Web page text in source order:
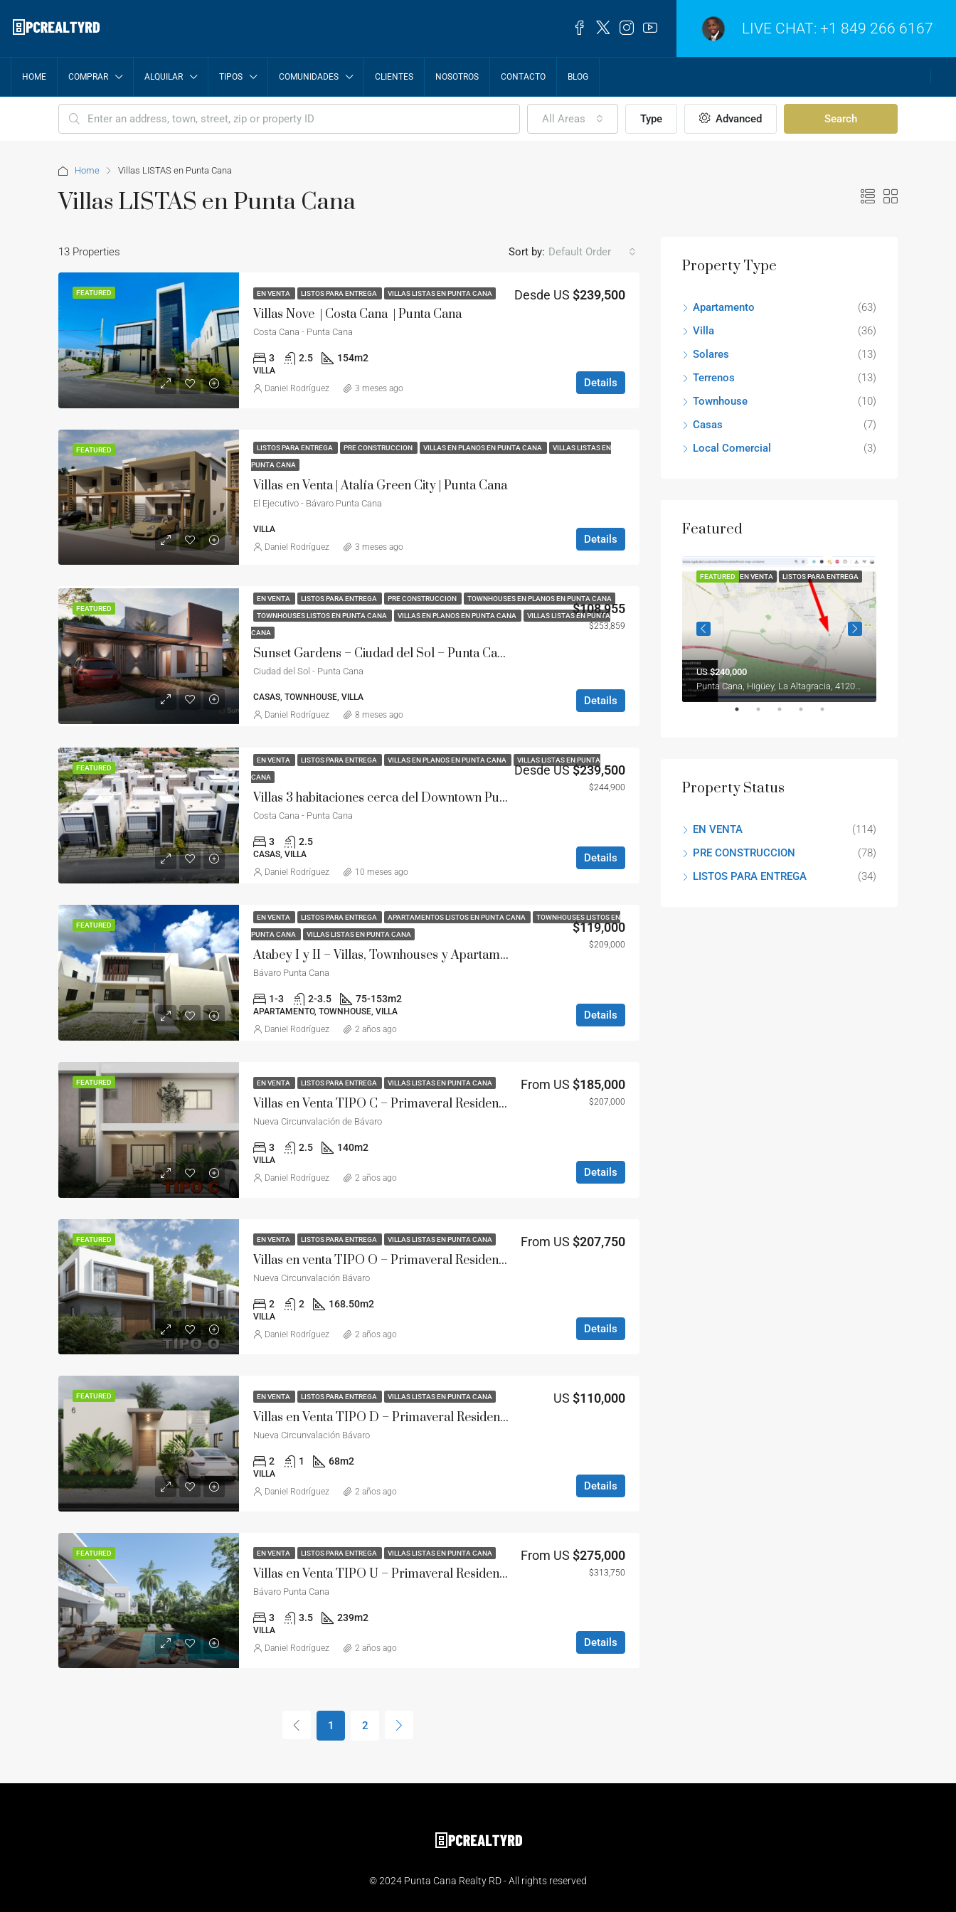
LIVE CHAT: +1 849 266 6167
HOME COMPRAR ALQUILAR TIPOS COMUNIDADES CLIENTES NOSOTROS CONTACTO BLOG
All Areas Type Advanced Search
Home Villas LISTAS en Punta Cana
Villas LISTAS en Punta Cana
13 Properties Sort by: Default Order
FEATURED EN VENTA LISTOS PARA ENTREGA VILLAS LISTAS EN PUNTA CANA
Villas Nove | Costa Cana | Punta Cana
Desde US $239,500
Costa Cana - Punta Cana
3 2.5 154m2
VILLA
Details
Daniel Rodríguez 3 meses ago
FEATURED LISTOS PARA ENTREGA PRE CONSTRUCCION VILLAS EN PLANOS EN PUNTA CANA VILLAS LISTAS EN
PUNTA CANA
Villas en Venta | Atalía Green City | Punta Cana
El Ejecutivo - Bávaro Punta Cana
VILLA
Details
Daniel Rodríguez 3 meses ago
FEATURED
EN VENTA LISTOS PARA ENTREGA PRE CONSTRUCCION TOWNHOUSES EN PLANOS EN PUNTA CANA
TOWNHOUSES LISTOS EN PUNTA CANA VILLAS EN PLANOS EN PUNTA CANA VILLAS LISTAS EN PUNTA
CANA
Sunset Gardens – Ciudad del Sol – Punta Cana
$108,955
$253,859
Ciudad del Sol - Punta Cana
CASAS, TOWNHOUSE, VILLA Details
Daniel Rodríguez 8 meses ago
FEATURED
EN VENTA LISTOS PARA ENTREGA VILLAS EN PLANOS EN PUNTA CANA VILLAS LISTAS EN PUNTA
CANA
Villas 3 habitaciones cerca del Downtown Punta Cana
Desde US$239,500
$244,900
Costa Cana - Punta Cana
3 2.5
CASAS, VILLA Details
Daniel Rodríguez 10 meses ago
FEATURED
EN VENTA LISTOS PARA ENTREGA APARTAMENTOS LISTOS EN PUNTA CANA TOWNHOUSES LISTOS EN
PUNTA CANA VILLAS LISTAS EN PUNTA CANA
Atabey I y II – Villas, Townhouses y Apartamentos
$119,000
$209,000
Bávaro Punta Cana
1-3 2-3.5 75-153m2
APARTAMENTO, TOWNHOUSE, VILLA Details
Daniel Rodríguez 2 años ago
FEATURED EN VENTA LISTOS PARA ENTREGA VILLAS LISTAS EN PUNTA CANA
Villas en Venta TIPO C – Primaveral Residence
From US $185,000
$207,000
Nueva Circunvalación de Bávaro
3 2.5 140m2
VILLA
Details
Daniel Rodríguez 2 años ago
FEATURED EN VENTA LISTOS PARA ENTREGA VILLAS LISTAS EN PUNTA CANA
Villas en venta TIPO O – Primaveral Residence
From US $207,750
Nueva Circunvalación Bávaro
2 2 168.50m2
VILLA
Details
Daniel Rodríguez 2 años ago
FEATURED EN VENTA LISTOS PARA ENTREGA VILLAS LISTAS EN PUNTA CANA
Villas en Venta TIPO D – Primaveral Residence
US $110,000
Nueva Circunvalación Bávaro
2 1 68m2
VILLA
Details
Daniel Rodríguez 2 años ago
FEATURED EN VENTA LISTOS PARA ENTREGA VILLAS LISTAS EN PUNTA CANA
Villas en Venta TIPO U – Primaveral Residence
From US $275,000
$313,750
Bávaro Punta Cana
3 3.5 239m2
VILLA
Details
Daniel Rodríguez 2 años ago
1 2
Property Type
Apartamento
(63)
Villa
(36)
Solares
(13)
Terrenos
(13)
Townhouse
(10)
Casas
(7)
Local Comercial
(3)
Featured
EN VENTA LISTOS PARA ENTREGA
FEATURED
US$240,000
Property Status
EN VENTA
(114)
PRE CONSTRUCCION
(78)
LISTOS PARA ENTREGA
(34)
© 2024 Punta Cana Realty RD - All rights reserved